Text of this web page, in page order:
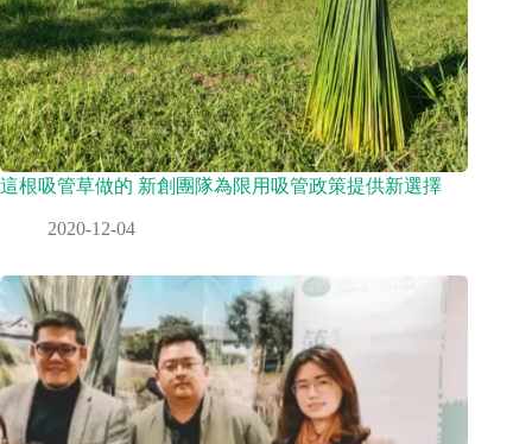
這根吸管草做的 新創團隊為限用吸管政策提供新選擇
2020-12-04